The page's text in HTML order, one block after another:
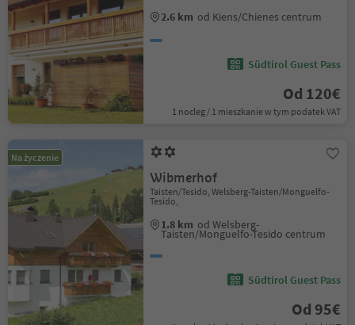
2.6 km od Kiens/Chienes centrum
Südtirol Guest Pass
Od 120€
1 nocleg / 1 mieszkanie w tym podatek VAT
Na życzenie
Wibmerhof
Taisten/Tesido, Welsberg-Taisten/Monguelfo-
Tesido,
1.8 km od Welsberg-
Taisten/Monguelfo-Tesido centrum
Südtirol Guest Pass
Od 95€